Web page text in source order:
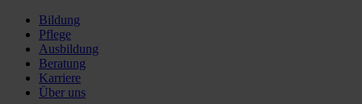
Bildung
Pflege
Ausbildung
Beratung
Karriere
Über uns